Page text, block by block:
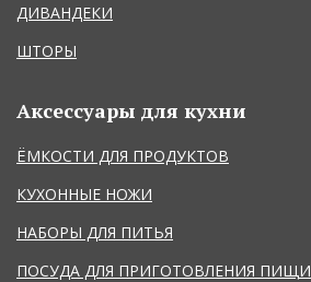
ДИВАНДЕКИ
ШТОРЫ
Аксессуары для кухни
ЁМКОСТИ ДЛЯ ПРОДУКТОВ
КУХОННЫЕ НОЖИ
НАБОРЫ ДЛЯ ПИТЬЯ
ПОСУДА ДЛЯ ПРИГОТОВЛЕНИЯ ПИЩИ